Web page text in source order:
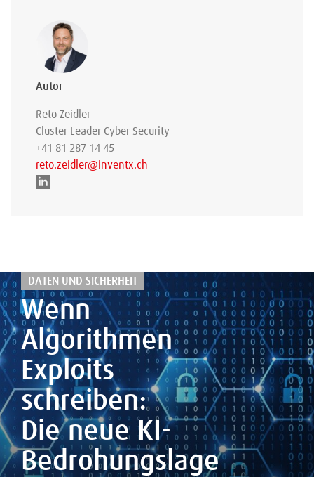
Autor
Reto Zeidler
Cluster Leader Cyber Security
+41 81 287 14 45
reto.zeidler@inventx.ch
DATEN UND SICHERHEIT
Wenn
Algorithmen
Exploits
schreiben:
Die neue KI-
Bedrohungslage